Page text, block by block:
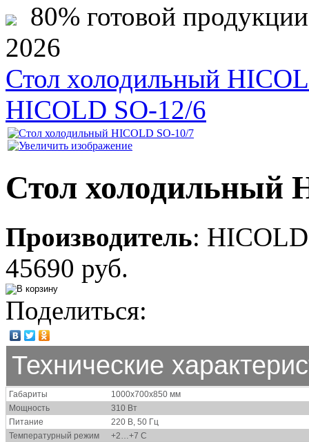
80% готовой
2026
Стол холодильный
HICOLD SO-12/6
Стол холодильный
Производитель: HICOLD
45690 руб.
Поделиться:
Технические
Габариты
1000х700х850 мм
Мощность
310 Вт
Питание
220 В, 50 Гц
Температурный режим
+2…+7 С